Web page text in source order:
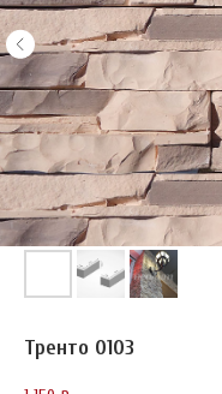
Тренто 0103